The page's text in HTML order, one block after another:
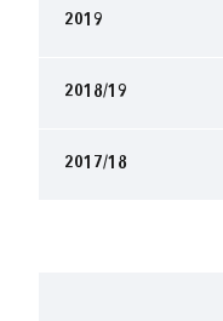
2019
2018/19
2017/18